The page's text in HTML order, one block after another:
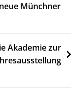
Münchner
Akademie zur